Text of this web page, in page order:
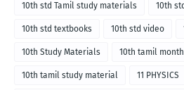
10th std Tamil study materials 10th
10th std textbooks 10th std video
10th Study Materials 10th tamil
10th tamil study material 11 PHYSICS